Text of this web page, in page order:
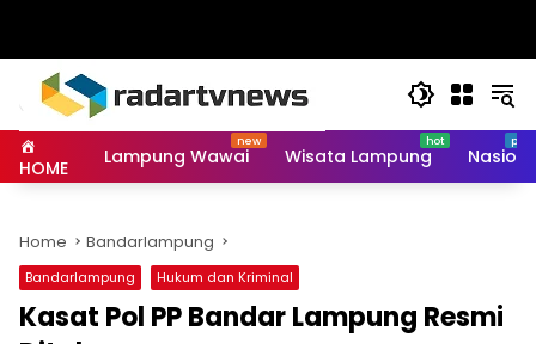
HOME Lampung Wawai Wisata Lampung
Home Bandarlampung
Bandarlampung Hukum dan Kriminal
Kasat Pol PP Bandar Lampung Resmi